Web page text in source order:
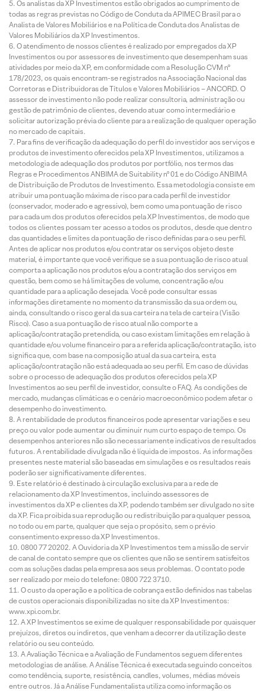
Os analistas da XP Investimentos estão obrigados ao cumprimento de
todas as regras previstas no Código de Conduta da APIMEC Brasil para o
Analista de Valores Mobiliários e na Política de Conduta dos Analistas de
Valores Mobiliários da XP Investimentos.
O atendimento de nossos clientes é realizado por empregados da XP
Investimentos ou por assessores de investimento que desempenham suas
atividades por meio da XP, em conformidade com a Resolução CVM nº
178/2023, os quais encontram-se registrados na Associação Nacional das
Corretoras e Distribuidoras de Títulos e Valores Mobiliários – ANCORD. O
assessor de investimento não pode realizar consultoria, administração ou
gestão de patrimônio de clientes, devendo atuar como intermediário e
solicitar autorização prévia do cliente para a realização de qualquer operação
no mercado de capitais.
Para fins de verificação da adequação do perfil do investidor aos serviços e
produtos de investimento oferecidos pela XP Investimentos, utilizamos a
metodologia de adequação dos produtos por portfólio, nos termos das
Regras e Procedimentos ANBIMA de Suitability nº 01 e do Código ANBIMA
de Distribuição de Produtos de Investimento. Essa metodologia consiste em
atribuir uma pontuação máxima de risco para cada perfil de investidor
(conservador, moderado e agressivo), bem como uma pontuação de risco
para cada um dos produtos oferecidos pela XP Investimentos, de modo que
todos os clientes possam ter acesso a todos os produtos, desde que dentro
das quantidades e limites da pontuação de risco definidas para o seu perfil.
Antes de aplicar nos produtos e/ou contratar os serviços objeto deste
material, é importante que você verifique se a sua pontuação de risco atual
comporta a aplicação nos produtos e/ou a contratação dos serviços em
questão, bem como se há limitações de volume, concentração e/ou
quantidade para a aplicação desejada. Você pode consultar essas
informações diretamente no momento da transmissão da sua ordem ou,
ainda, consultando o risco geral da sua carteira na tela de carteira (Visão
Risco). Caso a sua pontuação de risco atual não comporte a
aplicação/contratação pretendida, ou caso existam limitações em relação à
quantidade e/ou volume financeiro para a referida aplicação/contratação, isto
significa que, com base na composição atual da sua carteira, esta
aplicação/contratação não está adequada ao seu perfil. Em caso de dúvidas
sobre o processo de adequação dos produtos oferecidos pela XP
Investimentos ao seu perfil de investidor, consulte o FAQ. As condições de
mercado, mudanças climáticas e o cenário macroeconômico podem afetar o
desempenho do investimento.
A rentabilidade de produtos financeiros pode apresentar variações e seu
preço ou valor pode aumentar ou diminuir num curto espaço de tempo. Os
desempenhos anteriores não são necessariamente indicativos de resultados
futuros. A rentabilidade divulgada não é líquida de impostos. As informações
presentes neste material são baseadas em simulações e os resultados reais
poderão ser significativamente diferentes.
Este relatório é destinado à circulação exclusiva para a rede de
relacionamento da XP Investimentos, incluindo assessores de
investimentos da XP e clientes da XP, podendo também ser divulgado no site
da XP. Fica proibida sua reprodução ou redistribuição para qualquer pessoa,
no todo ou em parte, qualquer que seja o propósito, sem o prévio
consentimento expresso da XP Investimentos.
0800 77 20202. A Ouvidoria da XP Investimentos tem a missão de servir
de canal de contato sempre que os clientes que não se sentirem satisfeitos
com as soluções dadas pela empresa aos seus problemas. O contato pode
ser realizado por meio do telefone: 0800 722 3710.
O custo da operação e a política de cobrança estão definidos nas tabelas
de custos operacionais disponibilizadas no site da XP Investimentos:
www.xpi.com.br.
A XP Investimentos se exime de qualquer responsabilidade por quaisquer
prejuízos, diretos ou indiretos, que venham a decorrer da utilização deste
relatório ou seu conteúdo.
A Avaliação Técnica e a Avaliação de Fundamentos seguem diferentes
metodologias de análise. A Análise Técnica é executada seguindo conceitos
como tendência, suporte, resistência, candles, volumes, médias móveis
entre outros. Já a Análise Fundamentalista utiliza como informação os